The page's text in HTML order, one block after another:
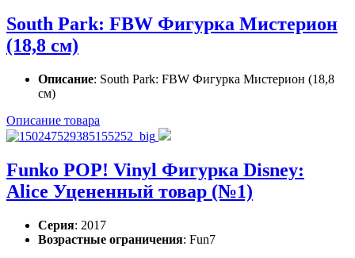
South Park: FBW Фигурка Мистерион
(18,8 см)
Описание: South Park: FBW Фигурка Мистерион (18,8
см)
Описание товара
Funko POP! Vinyl Фигурка Disney:
Alice Уцененный товар (№1)
Серия: 2017
Возрастные ограничения: Fun7